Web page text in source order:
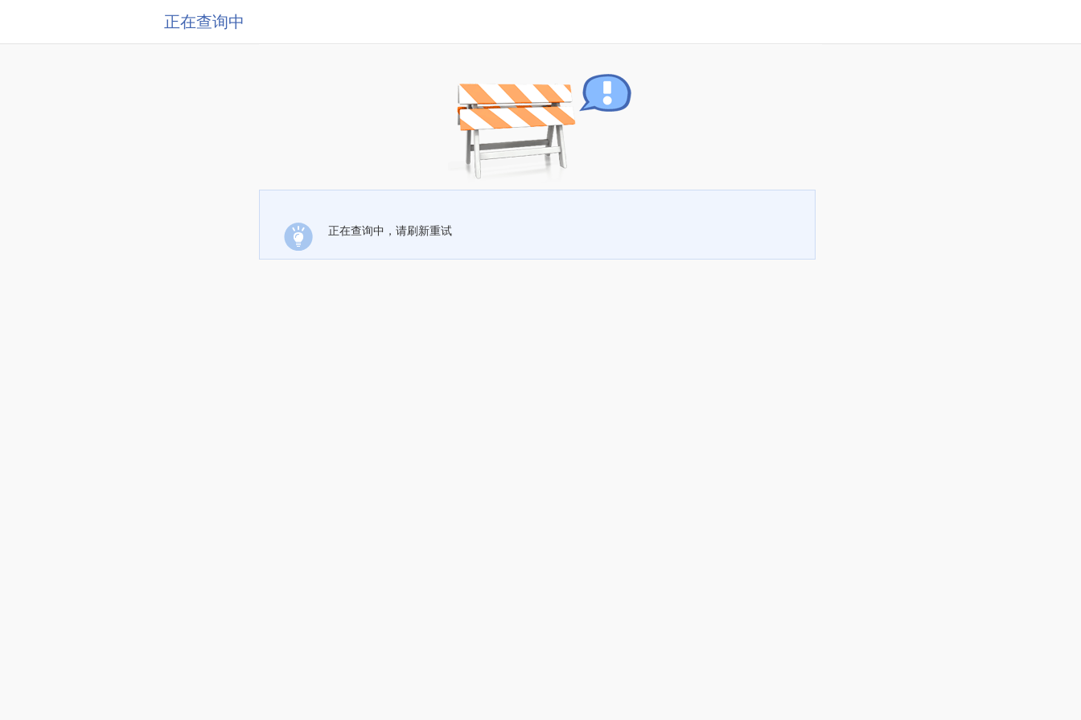
正在查询中
正在查询中，请刷新重试